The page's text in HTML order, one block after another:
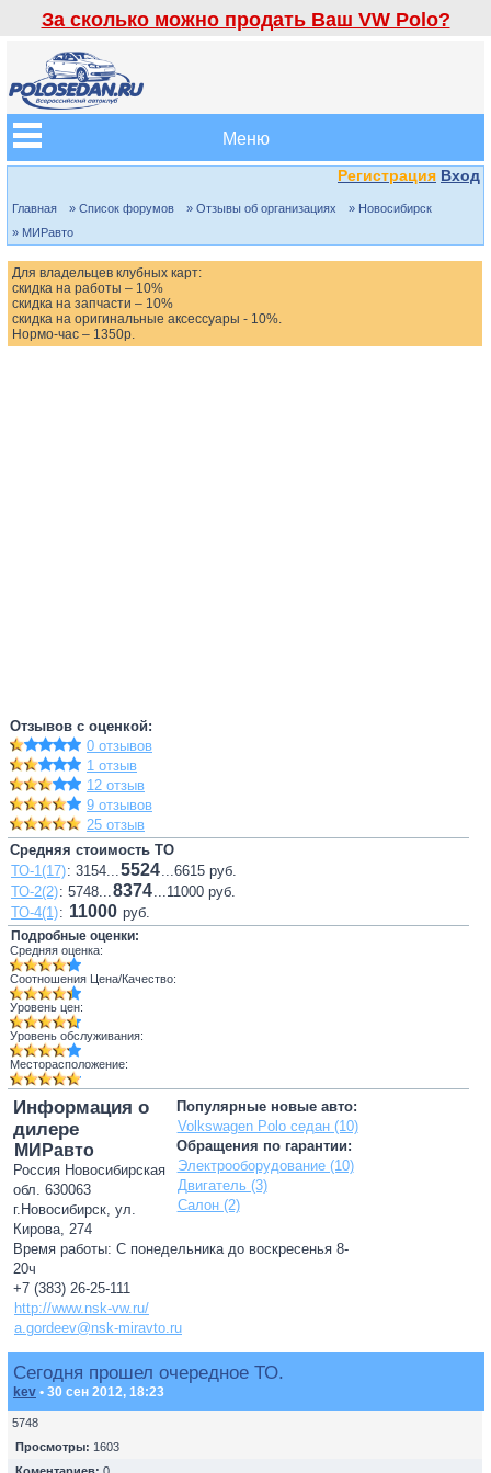
За сколько можно продать Ваш VW Polo?
Меню
Регистрация Вход
Главная » Список форумов » Отзывы об организациях
» Новосибирск
» МИРавто
Для владельцев клубных карт:
скидка на работы – 10%
скидка на запчасти – 10%
скидка на оригинальные аксессуары - 10%.
Нормо-час – 1350р.
Отзывов с оценкой:
0 отзывов
1 отзыв
12 отзыв
9 отзывов
25 отзыв
Средняя стоимость ТО
ТО-1(17): 3154...5524...6615 руб.
ТО-2(2): 5748...8374...11000 руб.
ТО-4(1): 11000 руб.
Подробные оценки:
Средняя оценка:
Соотношения Цена/Качество:
Уровень цен:
Уровень обслуживания:
Месторасположение:
Популярные новые авто:
Volkswagen Polo седан (10)
Обращения по гарантии:
Электрооборудование (10)
Двигатель (3)
Салон (2)
Информация о
дилере
МИРавто
Россия Новосибирская
обл. 630063
г.Новосибирск, ул.
Кирова, 274
Время работы: С понедельника до воскресенья 8-
20ч
+7 (383) 26-25-111
http://www.nsk-vw.ru/
a.gordeev@nsk-miravto.ru
Сегодня прошел очередное ТО.
kev • 30 сен 2012, 18:23
5748
Просмотры: 1603